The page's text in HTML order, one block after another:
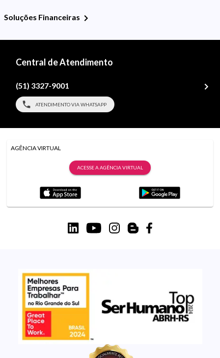
Soluções Financeiras
Central de Atendimento
(51) 3327-9001
ATENDIMENTO VIA WHATSAPP
AGÊNCIA VIRTUAL
ACESSE A AGÊNCIA VIRTUAL